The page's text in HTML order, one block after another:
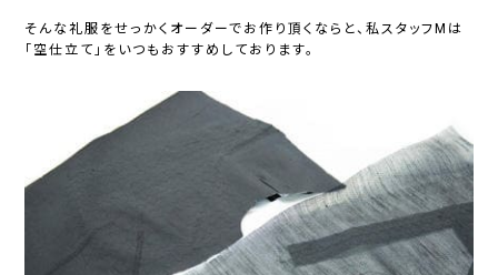
そんな礼服をせっかくオーダーでお作り頂くならと、私スタッフMは
「空仕立て」をいつもおすすめしております。